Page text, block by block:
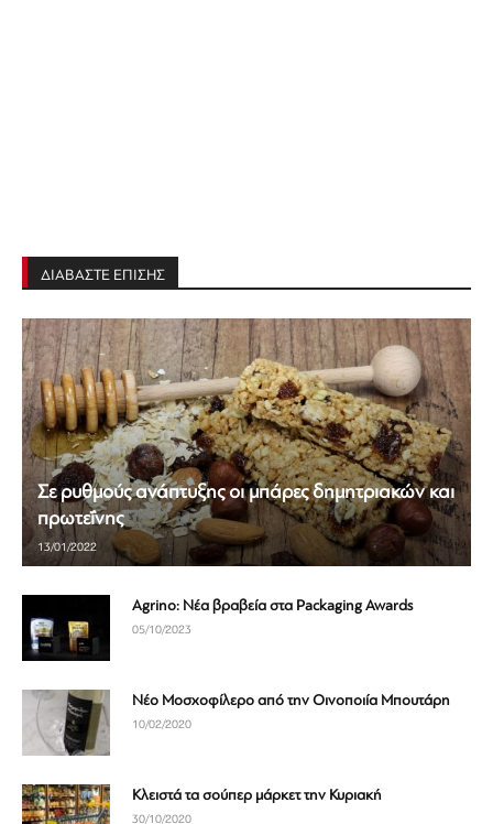
ΔΙΑΒΑΣΤΕ ΕΠΙΣΗΣ
Σε ρυθμούς ανάπτυξης οι μπάρες δημητριακών και
πρωτεΐνης
13/01/2022
Agrino: Νέα βραβεία στα Packaging Awards
05/10/2023
Νέο Μοσχοφίλερο από την Οινοποιία Μπουτάρη
10/02/2020
Κλειστά τα σούπερ μάρκετ την Κυριακή
30/10/2020